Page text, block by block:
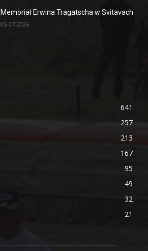
Memoriał Erwina Tragatscha w Svitavach
05-07-2026
641
257
213
167
95
49
32
21